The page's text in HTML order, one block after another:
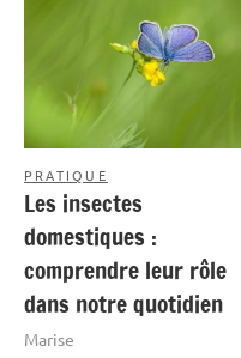
PRATIQUE
Les insectes
domestiques :
comprendre leur rôle
dans notre quotidien
Marise